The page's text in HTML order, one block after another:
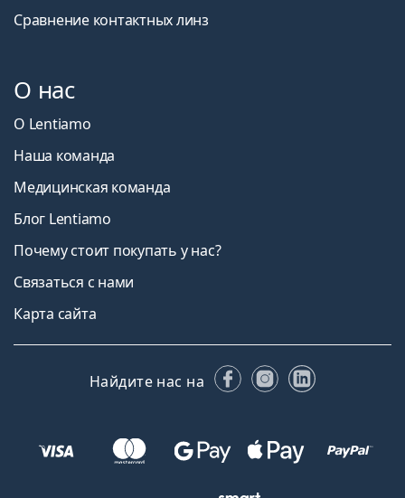
Сравнение контактных линз
О нас
О Lentiamo
Наша команда
Медицинская команда
Блог Lentiamo
Почему стоит покупать у нас?
Связаться с нами
Карта сайта
Найдите нас на FacebookInstagram
LinkedIn